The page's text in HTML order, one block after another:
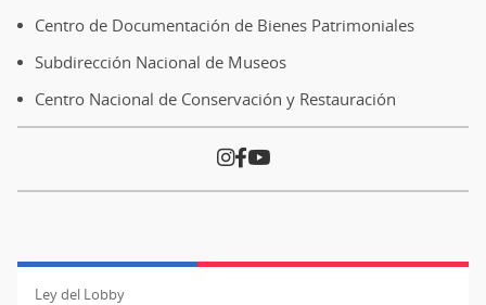
Centro de Documentación de Bienes Patrimoniales
Subdirección Nacional de Museos
Centro Nacional de Conservación y Restauración
Ley del Lobby